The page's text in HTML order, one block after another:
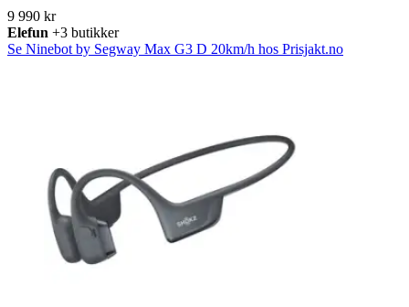
9 990 kr
Elefun +3 butikker
Se Ninebot by Segway Max G3 D 20km/h hos Prisjakt.no